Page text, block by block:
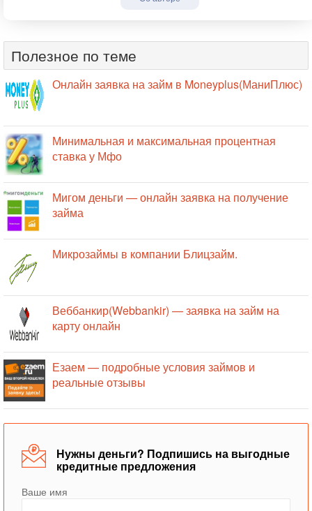
Полезное по теме
Онлайн заявка на займ в Moneyplus(МаниПлюс)
Минимальная и максимальная процентная
ставка у Мфо
Мигом деньги — онлайн заявка на получение
займа
Микрозаймы в компании Блицзайм.
Веббанкир(Webbankir) — заявка на займ на
карту онлайн
Езаем — подробные условия займов и
реальные отзывы
Нужны деньги? Подпишись на выгодные
кредитные предложения
Ваше имя